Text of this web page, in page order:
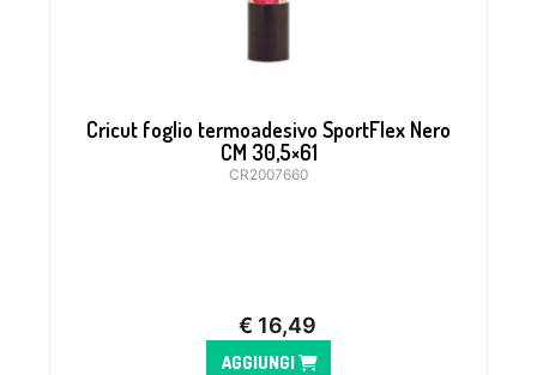
Cricut foglio termoadesivo SportFlex Nero
CM 30,5×61
CR2007660
€ 16,49
AGGIUNGI